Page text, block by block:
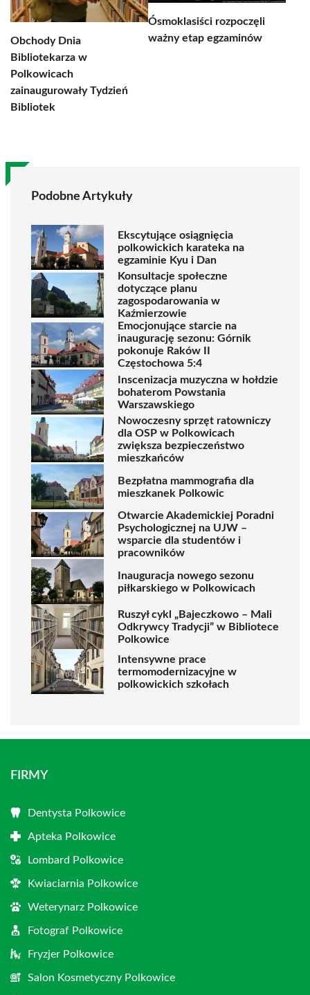
Obchody Dnia
Bibliotekarza w
Polkowicach
zainaugurowały Tydzień
Bibliotek
Ósmoklasiści rozpoczęli
ważny etap egzaminów
Podobne Artykuły
Ekscytujące osiągnięcia
polkowickich karateka na
egzaminie Kyu i Dan
Konsultacje społeczne
dotyczące planu
zagospodarowania w
Kaźmierzowie
Emocjonujące starcie na
inaugurację sezonu: Górnik
pokonuje Raków II
Częstochowa 5:4
Inscenizacja muzyczna w hołdzie
bohaterom Powstania
Warszawskiego
Nowoczesny sprzęt ratowniczy
dla OSP w Polkowicach
zwiększa bezpieczeństwo
mieszkańców
Bezpłatna mammografia dla
mieszkanek Polkowic
Otwarcie Akademickiej Poradni
Psychologicznej na UJW –
wsparcie dla studentów i
pracowników
Inauguracja nowego sezonu
piłkarskiego w Polkowicach
Ruszył cykl „Bajeczkowo – Mali
Odkrywcy Tradycji” w Bibliotece
Polkowice
Intensywne prace
termomodernizacyjne w
polkowickich szkołach
FIRMY
Dentysta Polkowice
Apteka Polkowice
Lombard Polkowice
Kwiaciarnia Polkowice
Weterynarz Polkowice
Fotograf Polkowice
Fryzjer Polkowice
Salon Kosmetyczny Polkowice